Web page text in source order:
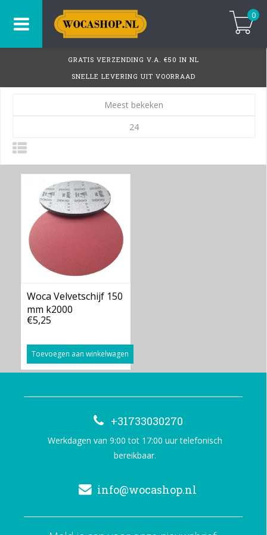
0
GRATIS VERZENDING V.A. €50 IN NL
SNELLE LEVERING UIT VOORRAAD
Meest bekeken
24
Woca Velvetschijf 150
mm k2000
€5,25
Toevoegen aan winkelwagen
+31733030270
Werkdagen van 9:00 tot 17:00 uur telefonisch
bereikbaar.
info@wocashop.nl